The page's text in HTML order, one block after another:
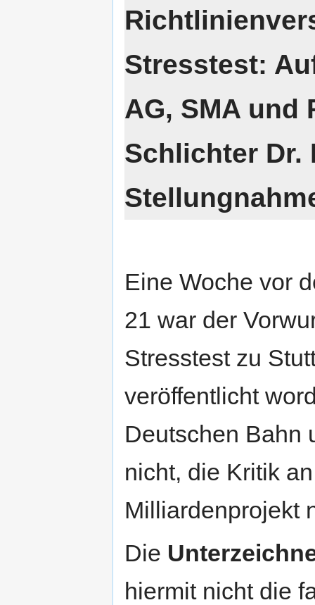
Stresstest:
AG, SMA und
Schlichter Dr.
Eine Woche vor
21 war der
Stresstest zu
veröffentlicht
Deutschen Bahn
nicht, die Kritik
Milliardenprojekt
Die
hiermit nicht die